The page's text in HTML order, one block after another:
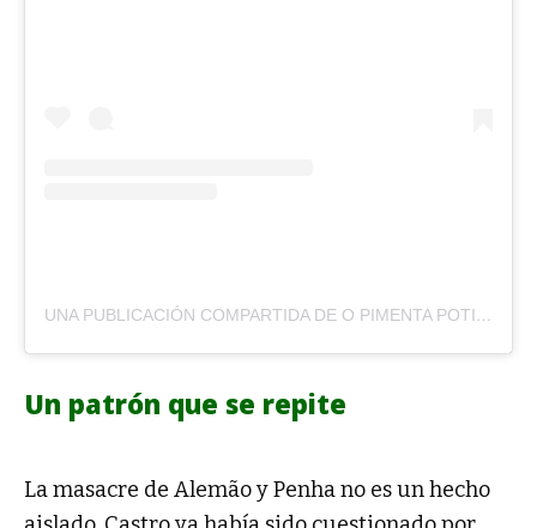
UNA PUBLICACIÓN COMPARTIDA DE O PIMENTA POTIGUAR (@PIMENTAPOTIGUAR)
Un patrón que se repite
janeiro
La masacre de Alemão y Penha no es un hecho